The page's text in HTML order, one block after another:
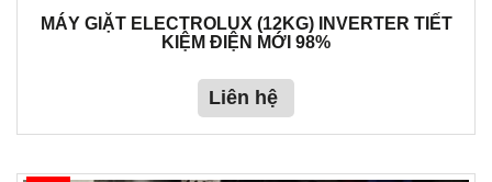
MÁY GIẶT ELECTROLUX (12KG) INVERTER TIẾT
KIỆM ĐIỆN MỚI 98%
Liên hệ